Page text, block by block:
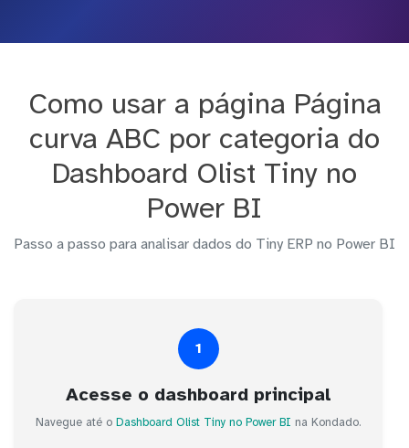
Como usar a página Página
curva ABC por categoria do
Dashboard Olist Tiny no
Power BI
Passo a passo para analisar dados do Tiny ERP no Power BI
1
Acesse o dashboard principal
Navegue até o Dashboard Olist Tiny no Power BI na Kondado.